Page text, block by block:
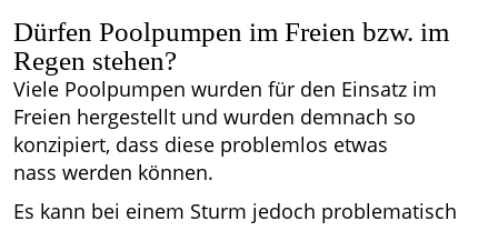
Dürfen Poolpumpen im Freien bzw. im
Regen stehen?
Viele Poolpumpen wurden für den Einsatz im
Freien hergestellt und wurden demnach so
konzipiert, dass diese problemlos etwas
nass werden können.
Es kann bei einem Sturm jedoch problematisch